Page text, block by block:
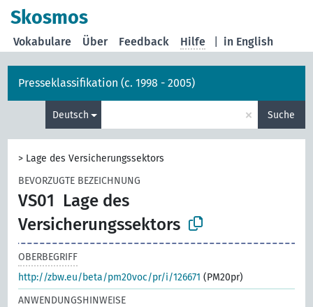
Skosmos
in English
Vokabulare Über Feedback Hilfe
Presseklassifikation (c. 1998 - 2005)
Deutsch × Suche
> Lage des Versicherungssektors
BEVORZUGTE BEZEICHNUNG
VS01 Lage des
Versicherungssektors
OBERBEGRIFF
http://zbw.eu/beta/pm20voc/pr/i/126671 (PM20pr)
ANWENDUNGSHINWEISE